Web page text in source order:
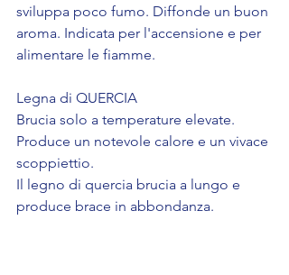
sviluppa poco fumo. Diffonde un buon
aroma. Indicata per l'accensione e per
alimentare le fiamme.
Legna di QUERCIA
Brucia solo a temperature elevate.
Produce un notevole calore e un vivace
scoppiettio.
Il legno di quercia brucia a lungo e
produce brace in abbondanza.